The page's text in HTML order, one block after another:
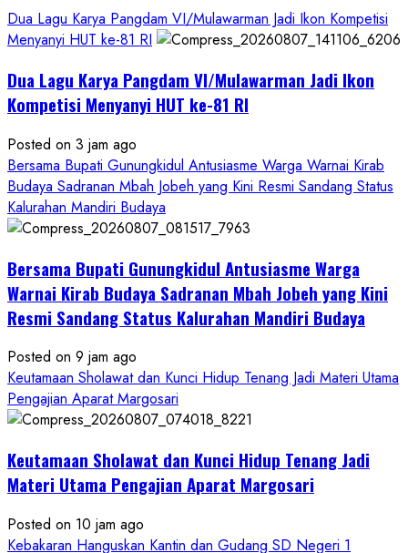
Dua Lagu Karya Pangdam VI/Mulawarman Jadi Ikon Kompetisi
Menyanyi HUT ke-81 RI
Dua Lagu Karya Pangdam VI/Mulawarman Jadi Ikon
Kompetisi Menyanyi HUT ke-81 RI
Posted on 3 jam ago
Bersama Bupati Gunungkidul Antusiasme Warga Warnai Kirab
Budaya Sadranan Mbah Jobeh yang Kini Resmi Sandang Status
Kalurahan Mandiri Budaya
Bersama Bupati Gunungkidul Antusiasme Warga
Warnai Kirab Budaya Sadranan Mbah Jobeh yang Kini
Resmi Sandang Status Kalurahan Mandiri Budaya
Posted on 9 jam ago
Keutamaan Sholawat dan Kunci Hidup Tenang Jadi Materi Utama
Pengajian Aparat Margosari
Keutamaan Sholawat dan Kunci Hidup Tenang Jadi
Materi Utama Pengajian Aparat Margosari
Posted on 10 jam ago
Kebakaran Hanguskan Kantin dan Gudang SD Negeri 1